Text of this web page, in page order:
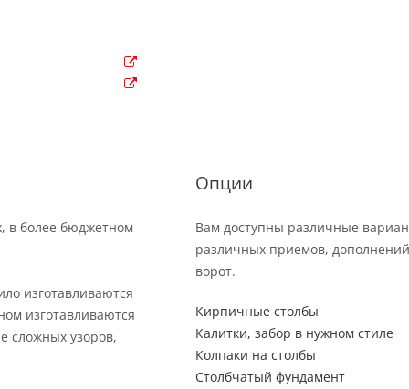
в более бюджетном
изготавливаются
изготавливаются
сложных узоров,
Опции
Вам доступны различные
различных приемов,
ворот.
Кирпичные столбы
Калитки, забор в нужном стиле
Колпаки на столбы
Столбчатый фундамент